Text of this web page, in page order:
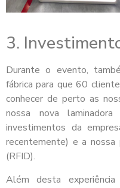
3.
Durante o evento,
fábrica para que 60
conhecer de perto as
nossa nova
investimentos da
recentemente) e a
(RFID).
Além desta